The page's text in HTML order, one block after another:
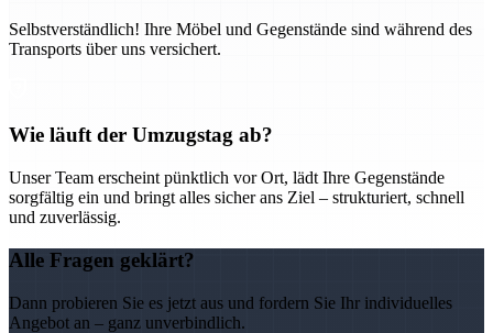
Selbstverständlich! Ihre Möbel und Gegenstände sind während des
Transports über uns versichert.
Wie läuft der Umzugstag ab?
Unser Team erscheint pünktlich vor Ort, lädt Ihre Gegenstände
sorgfältig ein und bringt alles sicher ans Ziel – strukturiert, schnell
und zuverlässig.
Alle Fragen geklärt?
Dann probieren Sie es jetzt aus und fordern Sie Ihr individuelles
Angebot an – ganz unverbindlich.